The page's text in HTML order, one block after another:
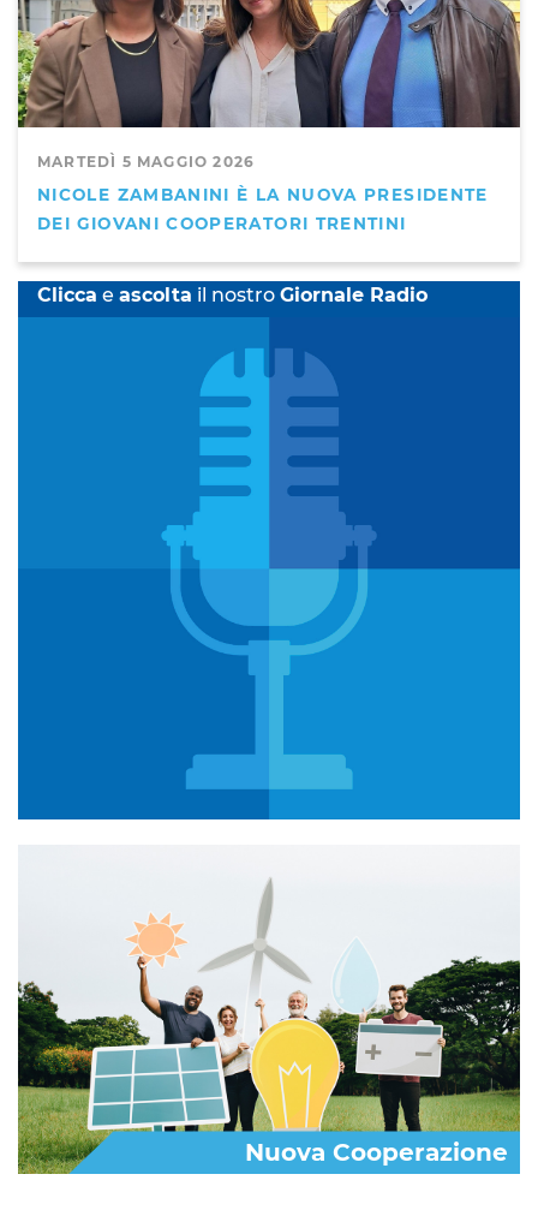
MARTEDÌ 5 MAGGIO 2026
NICOLE ZAMBANINI È LA NUOVA PRESIDENTE
DEI GIOVANI COOPERATORI TRENTINI
Clicca e ascolta il nostro Giornale Radio
Nuova Cooperazione